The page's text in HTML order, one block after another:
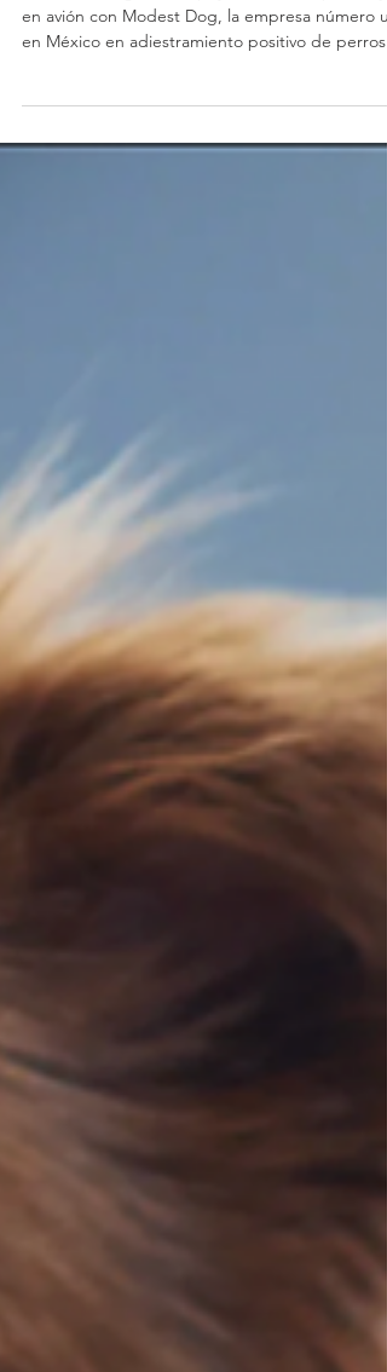
en Avión
en avión con Modest Dog, la empresa número
gatos, servicio 24/7 y certificados válidos a nivel